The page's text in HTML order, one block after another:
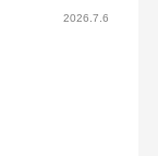
2026.7.6